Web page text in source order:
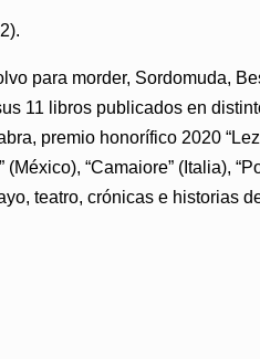
para morder, Sordomuda,
11 libros publicados en
premio honorífico 2020
(México), “Camaiore” (Italia),
teatro, crónicas e historias